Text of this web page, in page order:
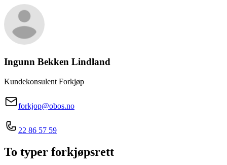
Ingunn Bekken Lindland
Kundekonsulent Forkjøp
forkjop@obos.no
22 86 57 59
To typer forkjøpsrett